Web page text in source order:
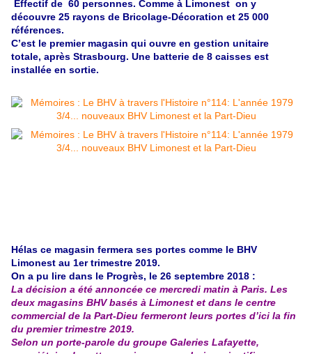
Effectif de 60 personnes. Comme à Limonest on y
découvre 25 rayons de Bricolage-Décoration et 25 000
références.
C’est le premier magasin qui ouvre en gestion unitaire
totale, après Strasbourg. Une batterie de 8 caisses est
installée en sortie.
Hélas ce magasin fermera ses portes comme le BHV
Limonest au 1er trimestre 2019.
On a pu lire dans le Progrès, le 26 septembre 2018 :
La décision a été annoncée ce mercredi matin à Paris. Les
deux magasins BHV basés à Limonest et dans le centre
commercial de la Part-Dieu fermeront leurs portes d’ici la fin
du premier trimestre 2019.
Selon un porte-parole du groupe Galeries Lafayette,